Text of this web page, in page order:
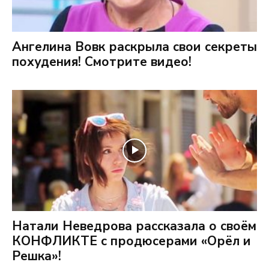
Ангелина Вовк раскрыла свои секреты
похудения! Смотрите видео!
Натали Неведрова рассказала о своём
КОНФЛИКТЕ с продюсерами «Орёл и
Решка»!